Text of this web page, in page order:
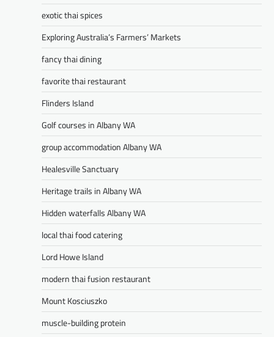
exotic thai spices
Exploring Australia’s Farmers’ Markets
fancy thai dining
favorite thai restaurant
Flinders Island
Golf courses in Albany WA
group accommodation Albany WA
Healesville Sanctuary
Heritage trails in Albany WA
Hidden waterfalls Albany WA
local thai food catering
Lord Howe Island
modern thai fusion restaurant
Mount Kosciuszko
muscle-building protein